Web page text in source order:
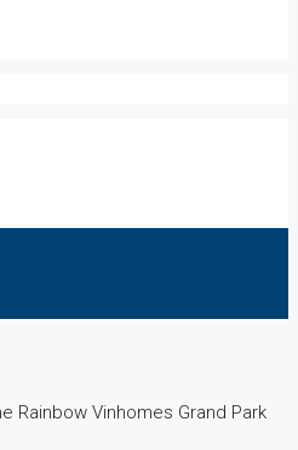
Rainbow Vinhomes Grand Park